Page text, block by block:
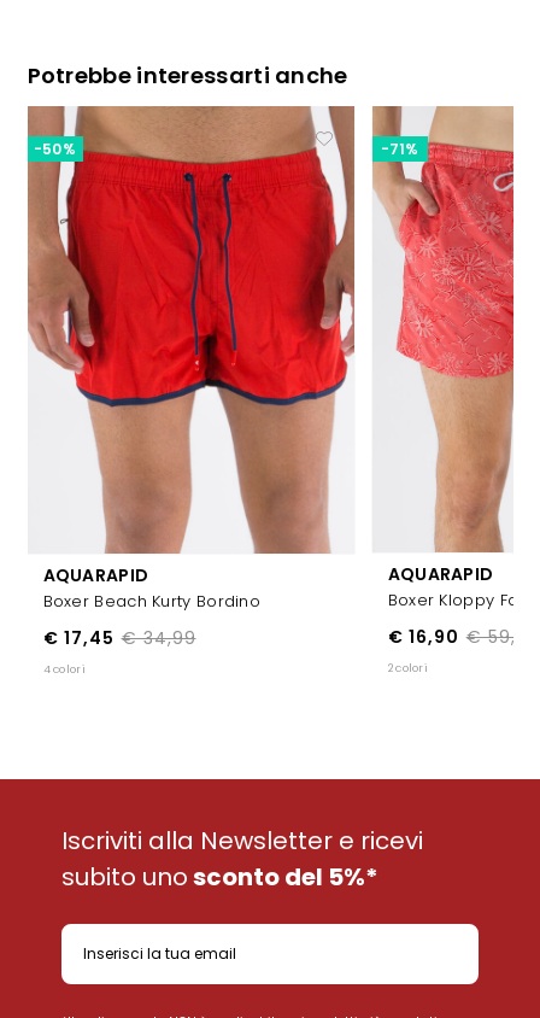
Potrebbe interessarti anche
AQUARAPID
Boxer Beach Kurty Bordino
€ 34,99
€ 17,45
-50%
4 colori
AQUARAPID
Boxer Kloppy
€ 59,99
€ 16,90
-71%
2 colori
Iscriviti alla Newsletter e ricevi
subito unosconto del 5%*